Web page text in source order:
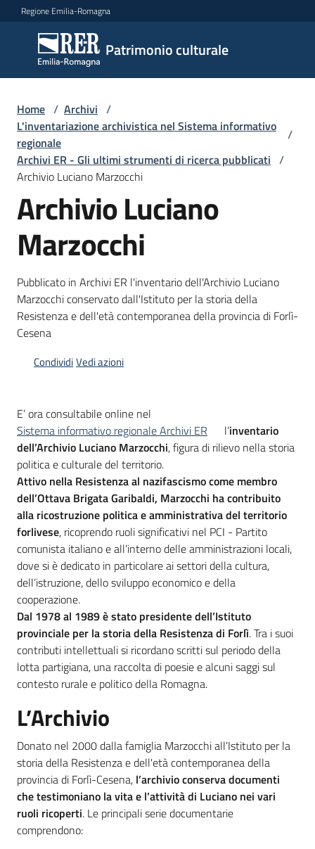
Vai al contenuto
Vai alla navigazione
Vai al footer
Regione Emilia-Romagna
Patrimonio culturale
Patrimonio
culturale
Argomenti
Novità
Servizi
Leggi
Atti
Bandi
Programmi
Mediateca
Giuseppe
Guglielmi
Seguici
su
Home / Archivi /
L'inventariazione archivistica nel Sistema informativo
regionale
/
Archivi ER - Gli ultimi strumenti di ricerca pubblicati /
Archivio Luciano Marzocchi
Archivio Luciano
Marzocchi
Pubblicato in Archivi ER l'inventario dell'Archivio Luciano
Marzocchi conservato dall'Istituto per la storia della
Resistenza e dell'età contemporanea della provincia di Forlì-
Cesena
CondividiVedi azioni
E’ ora consultabile online nel
Sistema informativo regionale Archivi ER
l’inventario
dell’Archivio Luciano Marzocchi, figura di rilievo nella storia
politica e culturale del territorio.
Attivo nella Resistenza al nazifascismo come membro
dell’Ottava Brigata Garibaldi, Marzocchi ha contribuito
alla ricostruzione politica e amministrativa del territorio
forlivese, ricoprendo ruoli significativi nel PCI - Partito
comunista italiano e all’interno delle amministrazioni locali,
dove si è dedicato in particolare ai settori della cultura,
dell’istruzione, dello sviluppo economico e della
cooperazione.
Dal 1978 al 1989 è stato presidente dell’Istituto
provinciale per la storia della Resistenza di Forlì. Tra i suoi
contributi intellettuali si ricordano scritti sul periodo della
lotta partigiana, una raccolta di poesie e alcuni saggi sul
contesto rurale e politico della Romagna.
L’Archivio
Donato nel 2000 dalla famiglia Marzocchi all’Istituto per la
storia della Resistenza e dell'età contemporanea della
provincia di Forlì-Cesena, l’archivio conserva documenti
che testimoniano la vita e l’attività di Luciano nei vari
ruoli ricoperti. Le principali serie documentarie
comprendono: